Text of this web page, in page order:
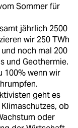
Sommer für
jährlich 2500
wir 250 TWh
noch mal 200
und Geothermie.
100% wenn wir
geht es
ob
oder